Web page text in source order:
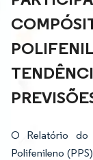
O Relatório do
Polifenileno